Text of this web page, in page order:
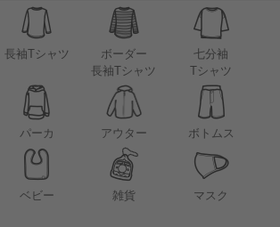
長袖Tシャツ
ボーダー
長袖Tシャツ
七分袖
Tシャツ
パーカ アウター ボトムス
ベビー 雑貨 マスク